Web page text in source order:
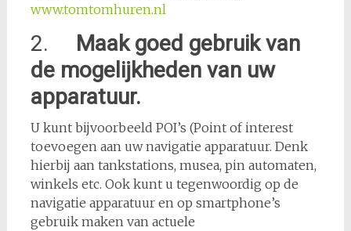
www.tomtomhuren.nl
2.
Maak goed gebruik van
de mogelijkheden van uw
apparatuur.
U kunt bijvoorbeeld POI’s (Point of interest
toevoegen aan uw navigatie apparatuur. Denk
hierbij aan tankstations, musea, pin automaten,
winkels etc. Ook kunt u tegenwoordig op de
navigatie apparatuur en op smartphone’s
gebruik maken van actuele